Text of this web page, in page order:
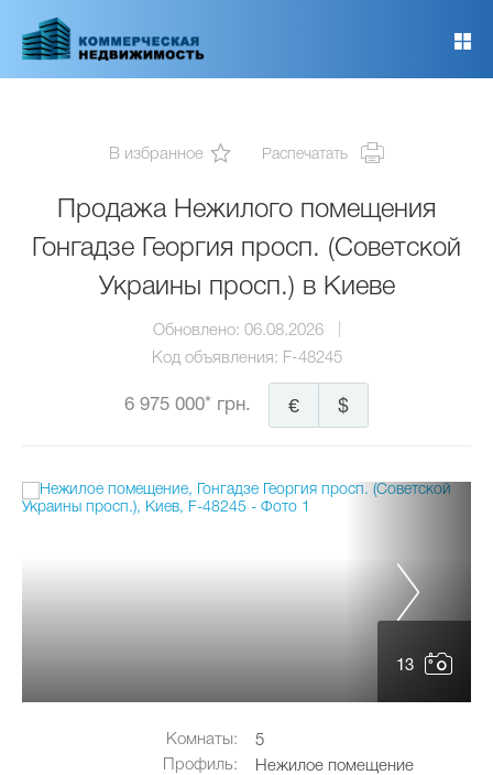
основному
В избранное Распечатать
Продажа Нежилого помещения
Гонгадзе Георгия просп. (Советской
Украины просп.) в Киеве
Обновлено: 06.08.2026
Код объявления: F-48245
6 975 000* грн. $
€
13
Комнаты:
5
Профиль:
Нежилое помещение